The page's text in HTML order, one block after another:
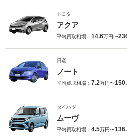
トヨタ
アクア
平均買取相場： 14.6万円〜
日産
ノート
平均買取相場： 7.2万円〜
ダイハツ
ムーヴ
平均買取相場： 4.5万円〜